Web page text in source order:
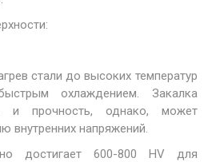
стали до высоких температур
охлаждением. Закалка
и прочность, однако, может
внутренних напряжений.
достигает 600-800 HV для